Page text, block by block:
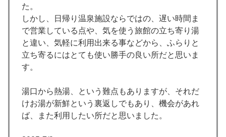
た。
しかし、日帰り温泉施設ならではの、遅い時間ま
で営業している点や、気を使う旅館の立ち寄り湯
と違い、気軽に利用出来る事などから、ふらりと
立ち寄るにはとても使い勝手の良い所だと思いま
す。
湯口から熱湯、という難点もありますが、それだ
けお湯が新鮮という裏返しでもあり、機会があれ
ば、また利用したい所だと思いました。